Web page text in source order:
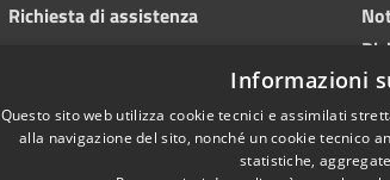
Richiesta di assistenza
Informazioni
Questo sito web utilizza cookie tecnici e assimilati
alla navigazione del sito, nonché un cookie tecnico
statistiche,